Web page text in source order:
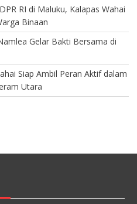
RI di Maluku, Kalapas Wahai
Binaan
Gelar Bakti Bersama di
Siap Ambil Peran Aktif dalam
Utara